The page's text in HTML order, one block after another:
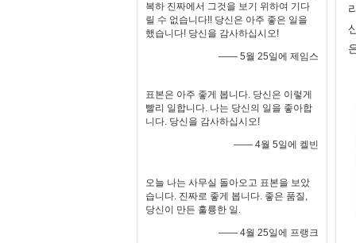
복하 진짜에서 그것을 보기 위하여 기다
릴 수 없습니다!! 당신은 아주 좋은 일을
했습니다! 당신을 감사하십시오!
—— 5월 25일에 제임스
표본은 아주 좋게 봅니다. 당신은 이렇게
빨리 일합니다. 나는 당신의 일을 좋아합
니다. 당신을 감사하십시오!
—— 4월 5일에 켈빈
오늘 나는 사무실 돌아오고 표본을 보았
습니다. 진짜로 좋게 봅니다. 좋은 품질,
당신이 만든 훌륭한 일.
—— 4월 25일에 프랭크